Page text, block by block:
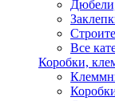
Все
Коробки,